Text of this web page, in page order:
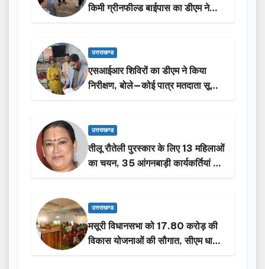
किमी ग्रीनफील्ड बाईपास का डीएम ने
किया निरीक्षण…
उत्तराखण्ड
एसआईआर शिविरों का डीएम ने किया
निरीक्षण, बोले—कोई पात्र मतदाता सूची
से न छूटे…
उत्तराखण्ड
तीलू रौतेली पुरस्कार के लिए 13 महिलाओं
का चयन, 35 आंगनबाड़ी कार्यकर्तियां भी
होंगी सम्मानित…
उत्तराखण्ड
मसूरी विधानसभा को 17.80 करोड़ की
विकास योजनाओं की सौगात, सीएम धामी
ने किया लोकार्पण-शिलान्यास.